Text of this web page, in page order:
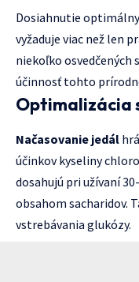
Dosiahnutie
vyžaduje viac než len
niekoľko
účinnosť tohto
Optimalizácia
Načasovanie jedál
účinkov kyseliny
dosahujú pri užívaní
obsahom sacharidov.
vstrebávania glukózy.